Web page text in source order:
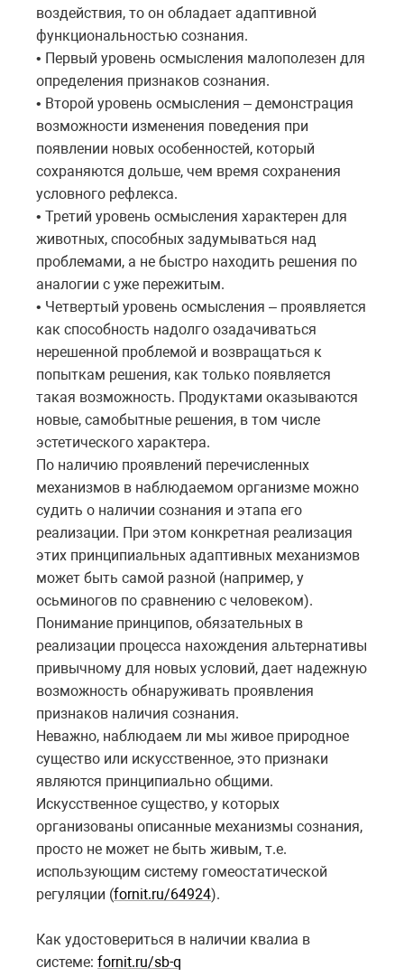
воздействия, то он обладает адаптивной
функциональностью сознания.
• Первый уровень осмысления малополезен для
определения признаков сознания.
• Второй уровень осмысления – демонстрация
возможности изменения поведения при
появлении новых особенностей, который
сохраняются дольше, чем время сохранения
условного рефлекса.
• Третий уровень осмысления характерен для
животных, способных задумываться над
проблемами, а не быстро находить решения по
аналогии с уже пережитым.
• Четвертый уровень осмысления – проявляется
как способность надолго озадачиваться
нерешенной проблемой и возвращаться к
попыткам решения, как только появляется
такая возможность. Продуктами оказываются
новые, самобытные решения, в том числе
эстетического характера.
По наличию проявлений перечисленных
механизмов в наблюдаемом организме можно
судить о наличии сознания и этапа его
реализации. При этом конкретная реализация
этих принципиальных адаптивных механизмов
может быть самой разной (например, у
осьминогов по сравнению с человеком).
Понимание принципов, обязательных в
реализации процесса нахождения альтернативы
привычному для новых условий, дает надежную
возможность обнаруживать проявления
признаков наличия сознания.
Неважно, наблюдаем ли мы живое природное
существо или искусственное, это признаки
являются принципиально общими.
Искусственное существо, у которых
организованы описанные механизмы сознания,
просто не может не быть живым, т.е.
использующим систему гомеостатической
регуляции (fornit.ru/64924).
Как удостовериться в наличии квалиа в
системе: fornit.ru/sb-q